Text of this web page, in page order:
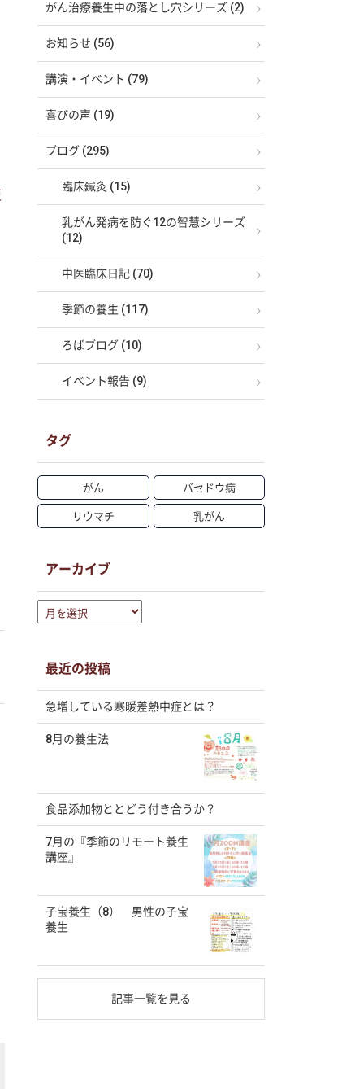
がん治療養生中の落とし穴シリーズ (2)
お知らせ (56)
講演・イベント (79)
喜びの声 (19)
ブログ (295)
臨床鍼灸 (15)
乳がん発病を防ぐ12の智慧シリーズ
(12)
中医臨床日記 (70)
季節の養生 (117)
ろばブログ (10)
イベント報告 (9)
タグ
がん バセドウ病
リウマチ 乳がん
アーカイブ
ア
ー
ブ
最近の投稿
急増している寒暖差熱中症とは？
8月の養生法
食品添加物ととどう付き合うか？
7月の『季節のリモート養生
講座』
子宝養生（8） 男性の子宝
養生
記事一覧を見る